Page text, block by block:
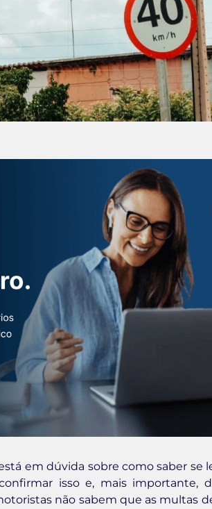
em dúvida sobre como saber se
isso e, mais importante,
não sabem que as multas